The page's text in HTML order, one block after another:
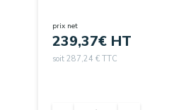
prix net
239,37€ HT
soit 287,24 € TTC